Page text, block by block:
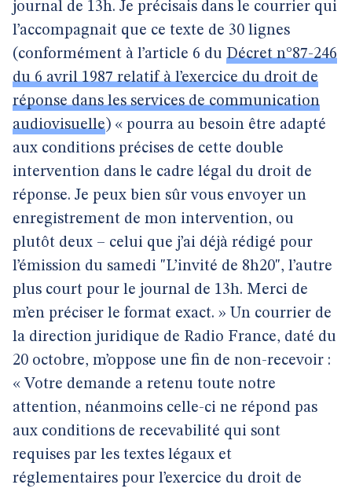
journal de 13h. Je précisais dans le courrier qui
l’accompagnait que ce texte de 30 lignes
(conformément à l’article 6 du Décret n°87-246
du 6 avril 1987 relatif à l’exercice du droit de
réponse dans les services de communication
audiovisuelle) « pourra au besoin être adapté
aux conditions précises de cette double
intervention dans le cadre légal du droit de
réponse. Je peux bien sûr vous envoyer un
enregistrement de mon intervention, ou
plutôt deux – celui que j’ai déjà rédigé pour
l’émission du samedi "L’invité de 8h20", l’autre
plus court pour le journal de 13h. Merci de
m’en préciser le format exact. » Un courrier de
la direction juridique de Radio France, daté du
20 octobre, m’oppose une fin de non-recevoir :
« Votre demande a retenu toute notre
attention, néanmoins celle-ci ne répond pas
aux conditions de recevabilité qui sont
requises par les textes légaux et
réglementaires pour l’exercice du droit de